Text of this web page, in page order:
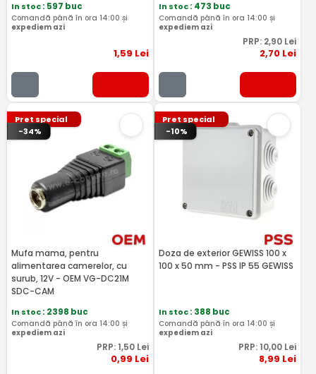
In stoc: 597 buc
Comandă până în ora 14:00 și
expediem azi
1,59 Lei
In stoc: 473 buc
Comandă până în ora 14:00 și
expediem azi
PRP: 2,90 Lei
2,70 Lei
Pret special
-34%
Mufa mama, pentru
alimentarea camerelor, cu
surub, 12V - OEM VG-DC21M
SDC-CAM
In stoc: 2398 buc
Comandă până în ora 14:00 și
expediem azi
PRP: 1,50Lei
0,99 Lei
Pret special
-10%
Doza de exterior GEWISS 100 x
100 x 50 mm - PSS IP 55 GEWISS
In stoc: 388 buc
Comandă până în ora 14:00 și
expediem azi
PRP: 10,00 Lei
8,99 Lei